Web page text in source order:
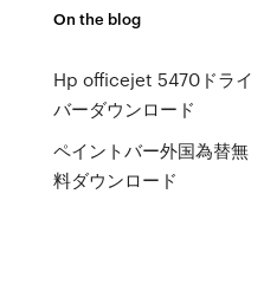
On the blog
Hp officejet 5470ドライ
バーダウンロード
ペイントバー外国為替無
料ダウンロード